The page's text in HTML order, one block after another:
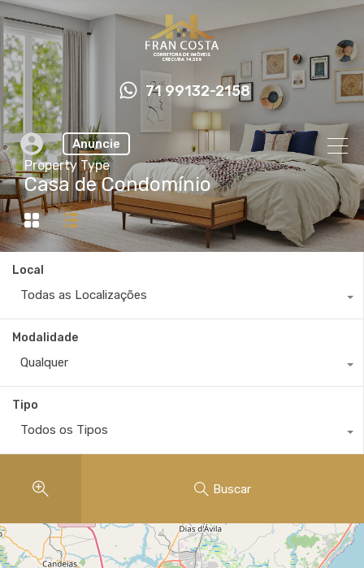
71 99132-2158
Anuncie
Property Type
Casa de Condomínio
Local
Todas as Localizações
Modalidade
Qualquer
Tipo
Todos os Tipos
Buscar